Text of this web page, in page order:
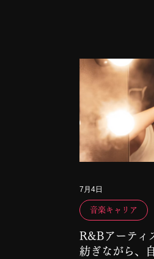
R&Bアーティ
紡ぎながら、
音楽キャリア
7月4日